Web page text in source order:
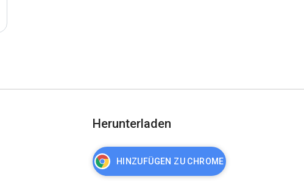
Herunterladen
HINZUFÜGEN ZU CHROME